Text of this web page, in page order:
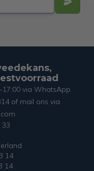
via WhatsApp
of mail ons via
33
14
14